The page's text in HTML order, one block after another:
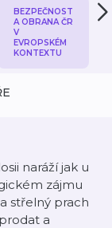
BEZPEČNOST
A OBRANA ČR
V
EVROPSKÉM
KONTEXTU
naráží jak u
zájmu
střelný prach
a